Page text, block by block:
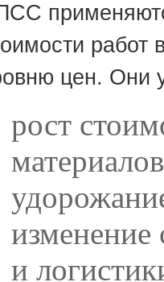
работ
цен. Они
рост
изменение
и